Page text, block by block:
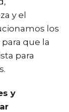
y el
los
que la
para
y